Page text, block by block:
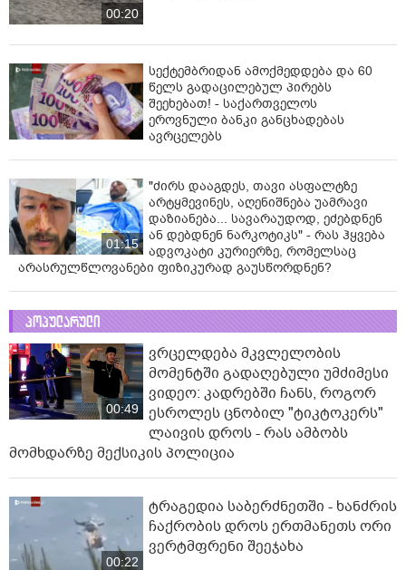
00:20
სექტემბრიდან ამოქმედდება და 60
წელს გადაცილებულ პირებს
შეეხებათ! - საქართველოს
ეროვნული ბანკი განცხადებას
ავრცელებს
01:15
"ძირს დააგდეს, თავი ასფალტზე
არტყმევინეს, აღენიშნება უამრავი
დაზიანება... სავარაუდოდ, ეძებდნენ
ან დებდნენ ნარკოტიკს" - რას ჰყვება
ადვოკატი კურიერზე, რომელსაც
არასრულწლოვანები ფიზიკურად გაუსწორდნენ?
პოპულარული
00:49
ვრცელდება მკვლელობის
მომენტში გადაღებული უმძიმესი
ვიდეო: კადრებში ჩანს, როგორ
ესროლეს ცნობილ "ტიკტოკერს"
ლაივის დროს - რას ამბობს
მომხდარზე მექსიკის პოლიცია
00:22
ტრაგედია საბერძნეთში - ხანძრის
ჩაქრობის დროს ერთმანეთს ორი
ვერტმფრენი შეეჯახა